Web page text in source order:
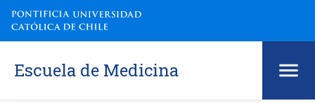
Escuela de Medicina